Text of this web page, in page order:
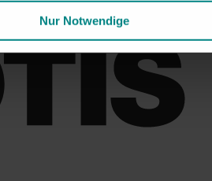
Nur Notwendige